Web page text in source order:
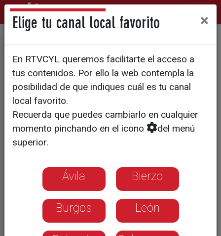
Una familia y una vida
dedicada a salvaguardar la
tradición
El grupo de folclore salmantino
Mayalde asegura que la música
todavía y lamenta que no se enseñe en
colegios y conservatorios
Elige tu canal local favorito ×
En RTVCYL queremos facilitarte el acceso a
tus contenidos. Por ello la web contempla la
posibilidad de que indiques cuál es tu canal
local favorito.
Recuerda que puedes cambiarlo en cualquier
momento pinchando en el icono
del menú
superior.
Ávila Bierzo
Burgos León